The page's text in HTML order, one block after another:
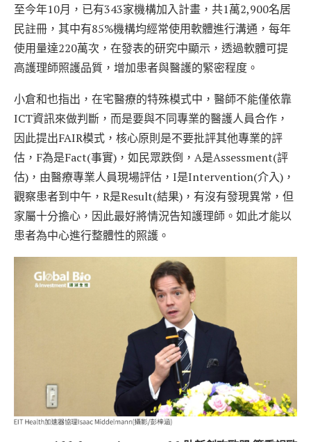
至今年10月，已有343家機構加入計畫，共1萬2,900名居
民註冊，其中有85%機構均經常使用軟體進行溝通，每年
使用量達220萬次，在發表的研究中顯示，透過軟體可提
高護理師照護品質，增加患者與醫護的緊密程度。
小倉和也指出，在宅醫療的特殊模式中，醫師不能僅依靠
ICT資訊來做判斷，而是要與不同專業的醫護人員合作，
因此提出FAIR模式，核心原則是不要批評其他專業的評
估，F為是Fact(事實)，如民眾跌倒，A是Assessment(評
估)，由醫療專業人員現場評估，I是Intervention(介入)，
觀察患者到中午，R是Result(結果)，有沒有發現異常，但
家屬十分擔心，因此最好將情況告知護理師。如此才能以
患者為中心進行整體性的照護。